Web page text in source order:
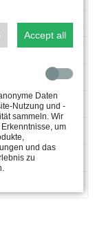
150 VA
1 x 150 W
24 V-DC
x (B) 175 x (C) 115
IP65
Accept all
Daten
Nutzung und -
sammeln. Wir
um
und das
zu